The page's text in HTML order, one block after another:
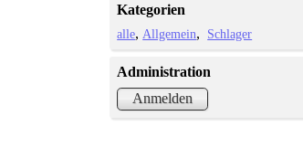
Kategorien
alle Allgemein Schlager
Administration
Anmelden